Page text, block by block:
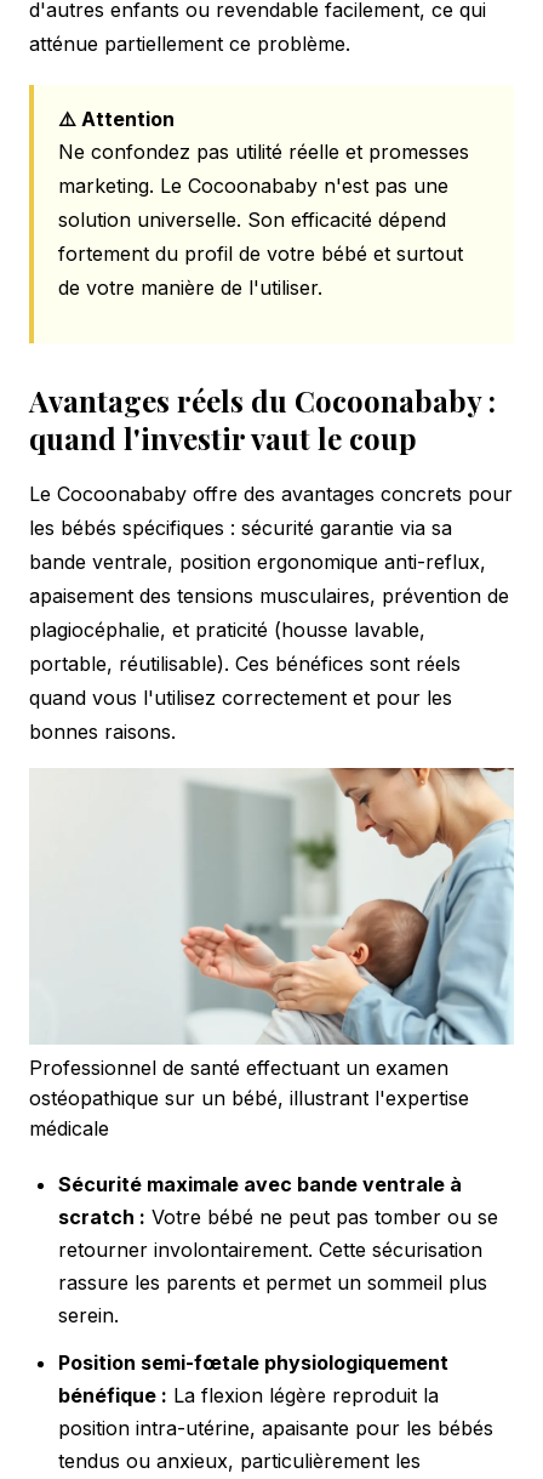
d'autres enfants ou revendable facilement, ce qui
atténue partiellement ce problème.
⚠️ Attention
Ne confondez pas utilité réelle et promesses
marketing. Le Cocoonababy n'est pas une
solution universelle. Son efficacité dépend
fortement du profil de votre bébé et surtout
de votre manière de l'utiliser.
Avantages réels du Cocoonababy :
quand l'investir vaut le coup
Le Cocoonababy offre des avantages concrets pour
les bébés spécifiques : sécurité garantie via sa
bande ventrale, position ergonomique anti-reflux,
apaisement des tensions musculaires, prévention de
plagiocéphalie, et praticité (housse lavable,
portable, réutilisable). Ces bénéfices sont réels
quand vous l'utilisez correctement et pour les
bonnes raisons.
Professionnel de santé effectuant un examen
ostéopathique sur un bébé, illustrant l'expertise
médicale
Sécurité maximale avec bande ventrale à
scratch : Votre bébé ne peut pas tomber ou se
retourner involontairement. Cette sécurisation
rassure les parents et permet un sommeil plus
serein.
Position semi-fœtale physiologiquement
bénéfique : La flexion légère reproduit la
position intra-utérine, apaisante pour les bébés
tendus ou anxieux, particulièrement les